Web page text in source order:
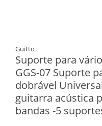
Guitto
Suporte para
GGS-07 Suporte
dobrável
guitarra acústica
bandas -5